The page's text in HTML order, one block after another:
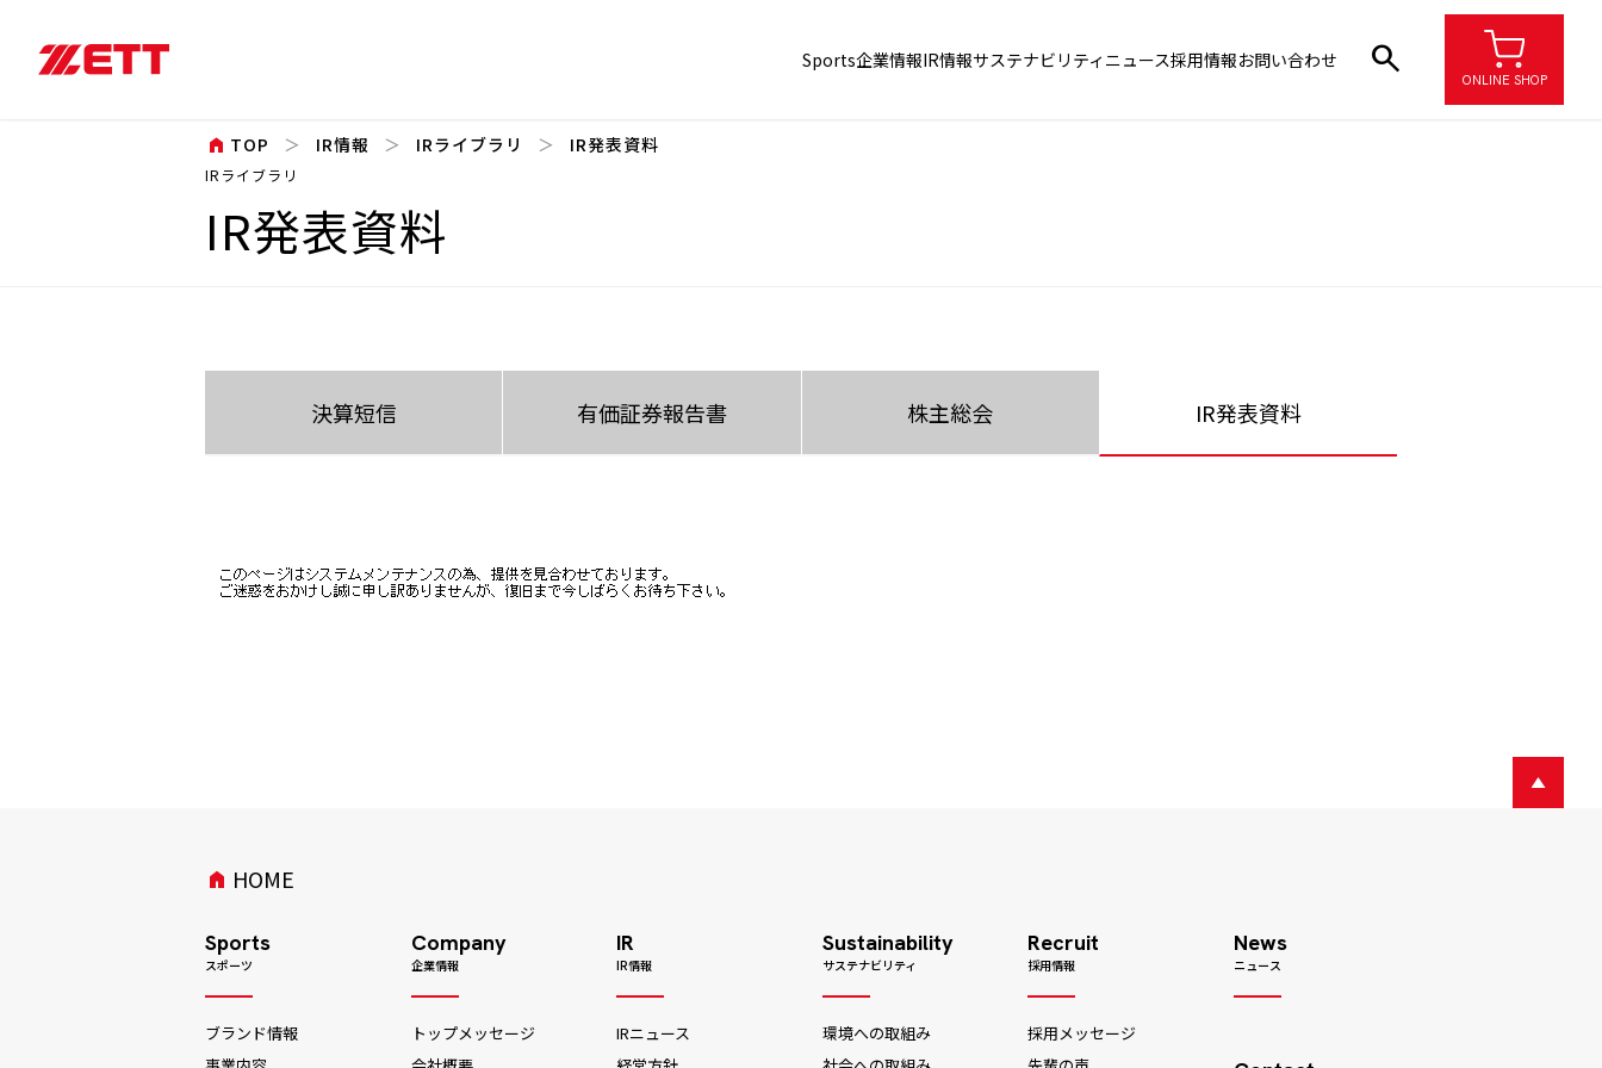
Sports企業情報IR情報サステナビリティ ニュース採用情報お問い合わせ search
ONLINE SHOP
IRライブラリ
IR発表資料
home TOP IR情報 IRライブラリ IR発表資料
決算短信 有価証券報告書 株主総会 IR発表資料
home HOME
Sports
スポーツ
ブランド情報
Company
企業情報
トップメッセージ
IR
IR情報
IRニュース
Sustainability
サステナビリティ
環境への取組み
Recruit
採用情報
採用メッセージ
News
ニュース